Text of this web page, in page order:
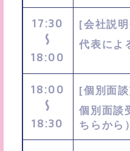
17:30
〜
18:00
[会社説
代表によ
18:00
〜
18:30
[個別面
個別面談
ちらから）